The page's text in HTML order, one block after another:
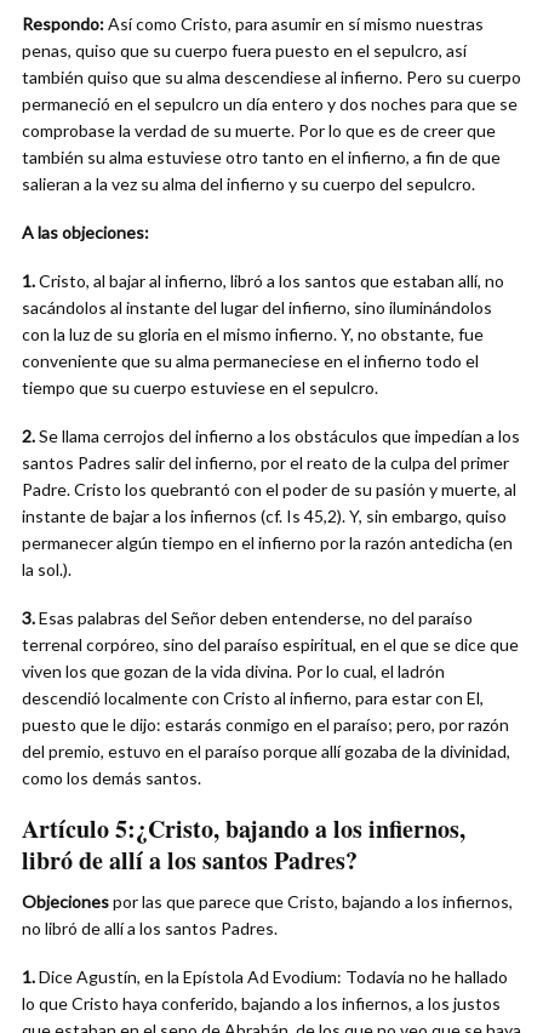
Respondo:Así como Cristo, para asumir en sí mismo nuestras
penas, quiso que su cuerpo fuera puesto en el sepulcro, así
también quiso que su alma descendiese al infierno. Pero su cuerpo
permaneció en el sepulcro un día entero y dos noches para que se
comprobase la verdad de su muerte. Por lo que es de creer que
también su alma estuviese otro tanto en el infierno, a fin de que
salieran a la vez su alma del infierno y su cuerpo del sepulcro.
A las objeciones:
1.Cristo, al bajar al infierno, libró a los santos que estaban allí, no
sacándolos al instante del lugar del infierno, sino iluminándolos
con la luz de su gloria en el mismo infierno. Y, no obstante, fue
conveniente que su alma permaneciese en el infierno todo el
tiempo que su cuerpo estuviese en el sepulcro.
2.Se llama cerrojos del infierno a los obstáculos que impedían a los
santos Padres salir del infierno, por el reato de la culpa del primer
Padre. Cristo los quebrantó con el poder de su pasión y muerte, al
instante de bajar a los infiernos (cf. Is 45,2). Y, sin embargo, quiso
permanecer algún tiempo en el infierno por la razón antedicha (en
la sol.).
3.Esas palabras del Señor deben entenderse, no del paraíso
terrenal corpóreo, sino del paraíso espiritual, en el que se dice que
viven los que gozan de la vida divina. Por lo cual, el ladrón
descendió localmente con Cristo al infierno, para estar con El,
puesto que le dijo: estarás conmigo en el paraíso; pero, por razón
del premio, estuvo en el paraíso porque allí gozaba de la divinidad,
como los demás santos.
Artículo 5:¿Cristo, bajando a los infiernos,
libró de allí a los santos Padres?
Objecionespor las que parece que Cristo, bajando a los infiernos,
no libró de allí a los santos Padres.
1.Dice Agustín, en la Epístola Ad Evodium: Todavía no he hallado
lo que Cristo haya conferido, bajando a los infiernos, a los justos